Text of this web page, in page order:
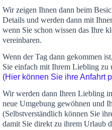
Wir zeigen Ihnen dann beim
Details und werden dann mit
wenn Sie schon wissen das Ihre
vereinbaren.
Wenn der Tag dann gekommen
Sie einfach mit Ihrem Liebling zu
(Hier können Sie ihre Anfahrt
Wir werden dann Ihren Liebling
neue Umgebung gewöhnen und
(Selbstverständlich können Sie
damit Sie direkt zu ihrem Urlaub